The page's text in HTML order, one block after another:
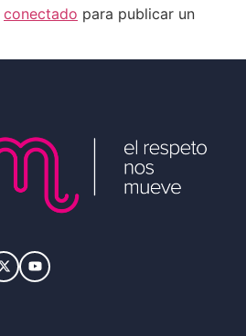
conectado para publicar un